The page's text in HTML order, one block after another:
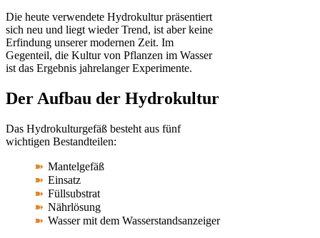
Die heute verwendete Hydrokultur präsentiert
sich neu und liegt wieder Trend, ist aber keine
Erfindung unserer modernen Zeit. Im
Gegenteil, die Kultur von Pflanzen im Wasser
ist das Ergebnis jahrelanger Experimente.
Der Aufbau der Hydrokultur
Das Hydrokulturgefäß besteht aus fünf
wichtigen Bestandteilen:
Mantelgefäß
Einsatz
Füllsubstrat
Nährlösung
Wasser mit dem Wasserstandsanzeiger